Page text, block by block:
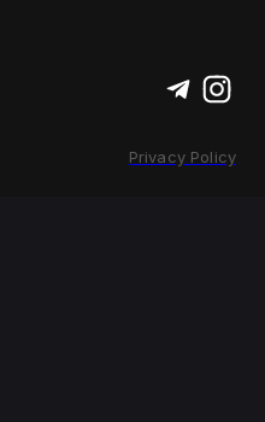
Privacy Policy